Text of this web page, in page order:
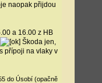
naopak přijdou
a 16.00 z HB
Škoda jen,
přípoji na vlaky v
do Úsobí (opačně